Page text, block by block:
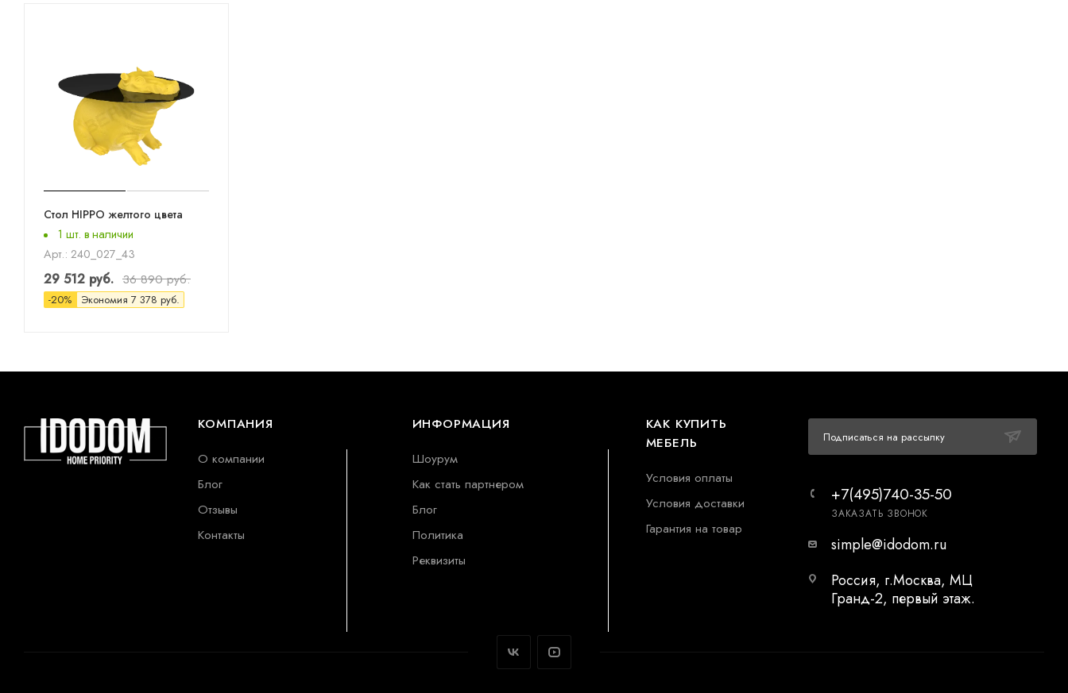
Стол HIPPO желтого цвета
1 шт. в наличии
Арт.: 240_027_43
29 512 руб. 36 890руб.
-20% Экономия 7 378 руб.
КОМПАНИЯ
О компании
Блог
Отзывы
Контакты
ИНФОРМАЦИЯ
Шоурум
Как стать партнером
Блог
Политика
Реквизиты
КАК КУПИТЬ
МЕБЕЛЬ
Условия оплаты
Условия доставки
Гарантия на товар
Подписаться на рассылку
+7(495)740-35-50
ЗАКАЗАТЬ ЗВОНОК
simple@idodom.ru
Россия, г.Москва, МЦ
Гранд-2, первый этаж.